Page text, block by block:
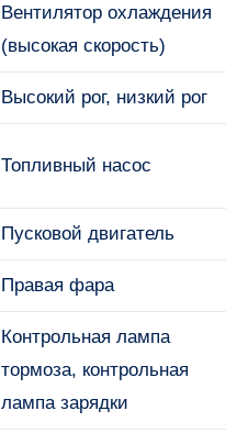
Вентилятор охлаждения
(высокая скорость)
Высокий рог, низкий рог
Топливный насос
Пусковой двигатель
Правая фара
Контрольная лампа
тормоза, контрольная
лампа зарядки